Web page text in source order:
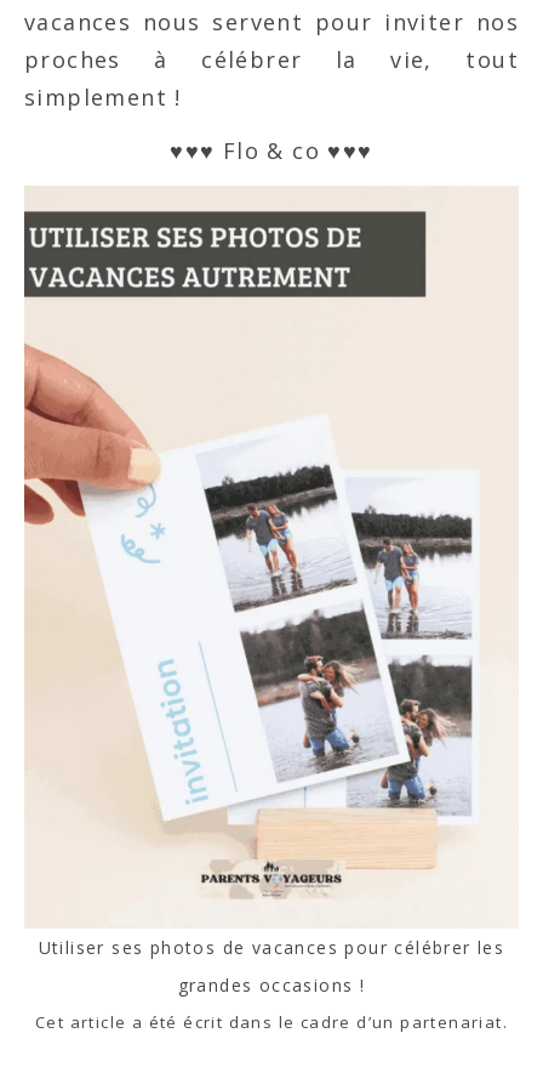
vacances nous servent pour inviter nos
proches à célébrer la vie, tout
simplement !
♥♥♥ Flo & co ♥♥♥
Utiliser ses photos de vacances pour célébrer les
grandes occasions !
Cet article a été écrit dans le cadre d’un partenariat.